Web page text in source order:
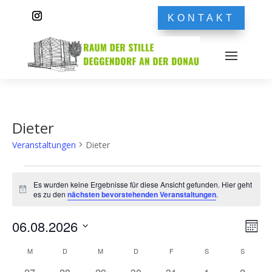
KONTAKT
Dieter
Veranstaltungen Dieter
Veranstaltungen
Hinweis
Es wurden keine Ergebnisse für diese Ansicht gefunden. Hier geht
es zu dennächsten bevorstehenden Veranstaltungen.
Monat
06.08.2026
wählen.
Kalender
MMONTAG D DIENSTAGM MITTWOCH
DDONNERSTAG
FFREITAG S SAMSTAGS